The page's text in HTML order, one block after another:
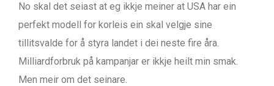
No skal det seiast at eg ikkje meiner at USA har ein
perfekt modell for korleis ein skal velgje sine
tillitsvalde for å styra landet i dei neste fire åra.
Milliardforbruk på kampanjar er ikkje heilt min smak.
Men meir om det seinare.